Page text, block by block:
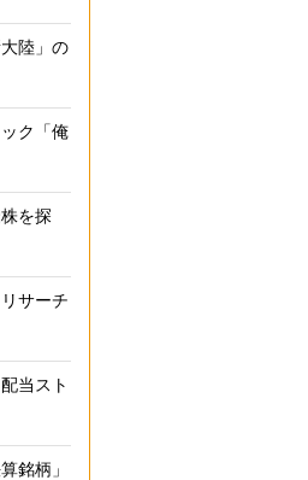
陸」の
ク「俺
を探
サーチ
当スト
銘柄」